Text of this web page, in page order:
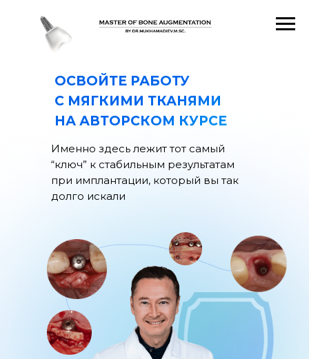
ОСВОЙТЕ РАБОТУ
С МЯГКИМИ ТКАНЯМИ
НА АВТОРСКОМ КУРСЕ
Именно здесь лежит тот самый
“ключ” к стабильным результатам
при имплантации, который вы так
долго искали